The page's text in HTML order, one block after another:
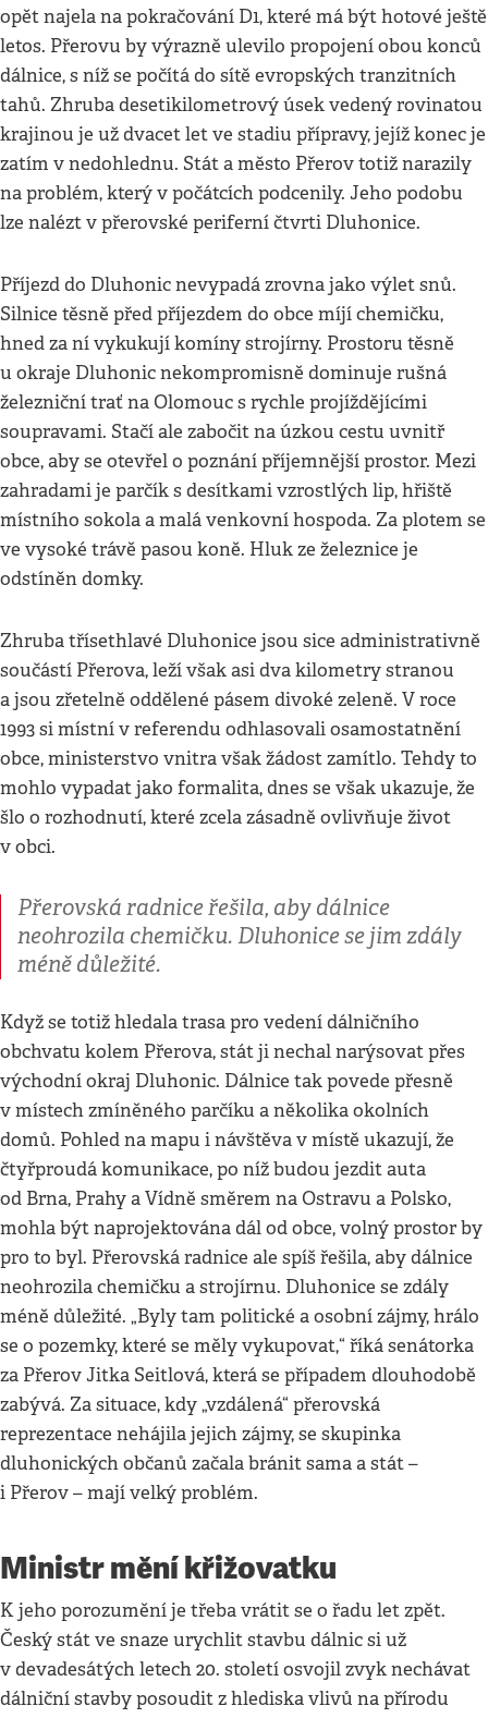
opět najela na pokračování D1, které má být hotové ještě
letos. Přerovu by výrazně ulevilo propojení obou konců
dálnice, s níž se počítá do sítě evropských tranzitních
tahů. Zhruba desetikilometrový úsek vedený rovinatou
krajinou je už dvacet let ve stadiu přípravy, jejíž konec je
zatím v nedohlednu. Stát a město Přerov totiž narazily
na problém, který v počátcích podcenily. Jeho podobu
lze nalézt v přerovské periferní čtvrti Dluhonice.
Příjezd do Dluhonic nevypadá zrovna jako výlet snů.
Silnice těsně před příjezdem do obce míjí chemičku,
hned za ní vykukují komíny strojírny. Prostoru těsně
u okraje Dluhonic nekompromisně dominuje rušná
železniční trať na Olomouc s rychle projíždějícími
soupravami. Stačí ale zabočit na úzkou cestu uvnitř
obce, aby se otevřel o poznání příjemnější prostor. Mezi
zahradami je parčík s desítkami vzrostlých lip, hřiště
místního sokola a malá venkovní hospoda. Za plotem se
ve vysoké trávě pasou koně. Hluk ze železnice je
odstíněn domky.
Zhruba třísethlavé Dluhonice jsou sice administrativně
součástí Přerova, leží však asi dva kilometry stranou
a jsou zřetelně oddělené pásem divoké zeleně. V roce
1993 si místní v referendu odhlasovali osamostatnění
obce, ministerstvo vnitra však žádost zamítlo. Tehdy to
mohlo vypadat jako formalita, dnes se však ukazuje, že
šlo o rozhodnutí, které zcela zásadně ovlivňuje život
v obci.
Přerovská radnice řešila, aby dálnice
neohrozila chemičku. Dluhonice se jim zdály
méně důležité.
Když se totiž hledala trasa pro vedení dálničního
obchvatu kolem Přerova, stát ji nechal narýsovat přes
východní okraj Dluhonic. Dálnice tak povede přesně
v místech zmíněného parčíku a několika okolních
domů. Pohled na mapu i návštěva v místě ukazují, že
čtyřproudá komunikace, po níž budou jezdit auta
od Brna, Prahy a Vídně směrem na Ostravu a Polsko,
mohla být naprojektována dál od obce, volný prostor by
pro to byl. Přerovská radnice ale spíš řešila, aby dálnice
neohrozila chemičku a strojírnu. Dluhonice se zdály
méně důležité. „Byly tam politické a osobní zájmy, hrálo
se o pozemky, které se měly vykupovat,“ říká senátorka
za Přerov Jitka Seitlová, která se případem dlouhodobě
zabývá. Za situace, kdy „vzdálená“ přerovská
reprezentace nehájila jejich zájmy, se skupinka
dluhonických občanů začala bránit sama a stát –
i Přerov – mají velký problém.
Ministr mění křižovatku
K jeho porozumění je třeba vrátit se o řadu let zpět.
Český stát ve snaze urychlit stavbu dálnic si už
v devadesátých letech 20. století osvojil zvyk nechávat
dálniční stavby posoudit z hlediska vlivů na přírodu